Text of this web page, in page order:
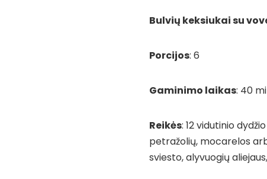
Bulvių keksiukai su
Porcijos: 6
Gaminimo laikas: 40
Reikės: 12 vidutinio
petražolių, mocarelos
sviesto, alyvuogių